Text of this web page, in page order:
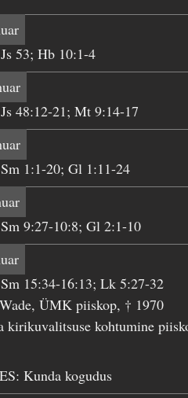
53; Hb 10:1-4
48:12-21; Mt 9:14-17
1:1-20; Gl 1:11-24
9:27-10:8; Gl 2:1-10
15:34-16:13; Lk 5:27-32
ÜMK piiskop, † 1970
kirikuvalitsuse kohtumine
Kunda kogudus